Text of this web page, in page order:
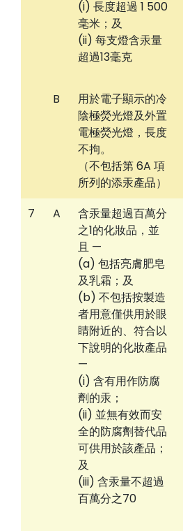
(i) 長度超過 1 500
毫米；及
(ii) 每支燈含汞量
超過13毫克
B
用於電子顯示的冷
陰極熒光燈及外置
電極熒光燈，長度
不拘。
（不包括第 6A 項
所列的添汞產品）
7 A
含汞量超過百萬分
之1的化妝品，並
且 —
(a) 包括亮膚肥皂
及乳霜；及
(b) 不包括按製造
者用意僅供用於眼
睛附近的、符合以
下說明的化妝產品
—
(i) 含有用作防腐
劑的汞；
(ii) 並無有效而安
全的防腐劑替代品
可供用於該產品；
及
(iii) 含汞量不超過
百萬分之70